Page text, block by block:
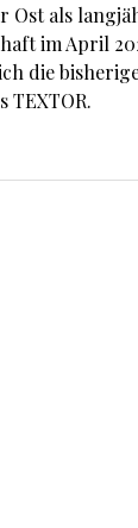
Ost als
im April
die